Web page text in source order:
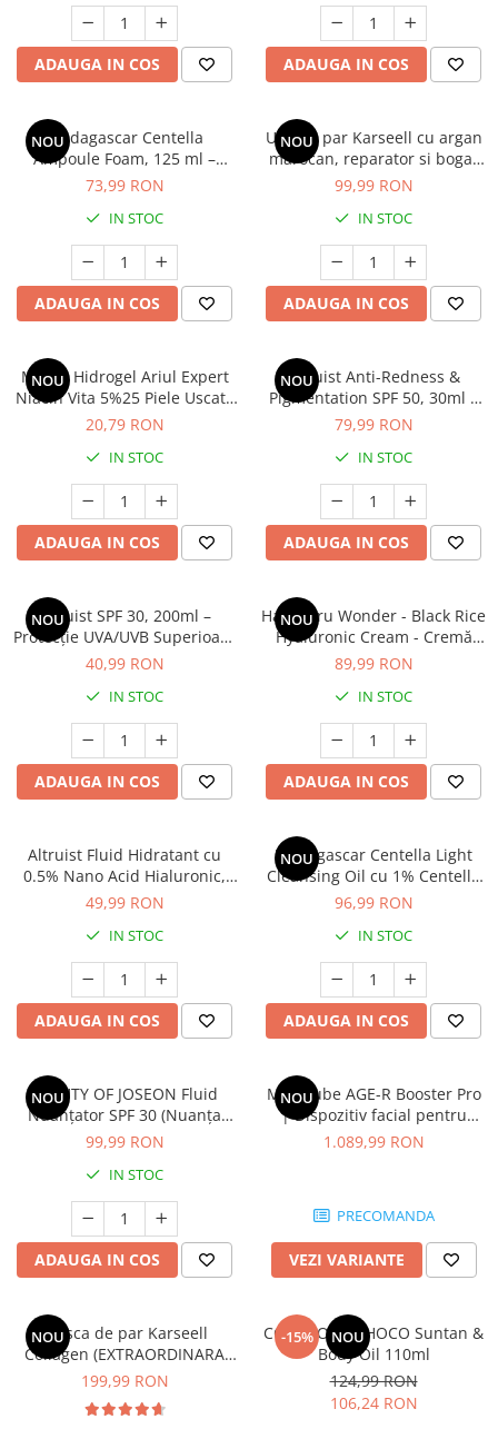
Mary & May
COSRX
BIODANCE
OOTD
Cettua
Haruharu Wonder
Dr. Althea
DELLA BORN
Seminte de in
Spirulina
Ulei de cocos
Ulei MCT
Vitamina A
Vitamina B
Vitamina D
Chlorella
Electroliti
Produse Apicole
ADAUGA IN COS ADAUGA IN COS
NOUMadagascar Centella
Ampoule Foam, 125 ml –
curățare delicată și calmarea
73,99 RON
IN STOC
ADAUGA IN COS
NOU
Ulei de par Karseell cu argan
marocan, reparator si bogat
in vitamina E ( pentru parul
99,99 RON
IN STOC
ADAUGA IN COS
NOU
Mască Hidrogel Ariul Expert
Niacin Vita 5%25 Piele Uscată
și Ternă, 23g
20,79 RON
IN STOC
ADAUGA IN COS
NOU
Altruist Anti-Redness &
Pigmentation SPF 50, 30ml –
Protecție Ultra UVA și Efect
79,99 RON
IN STOC
ADAUGA IN COS
NOU
Altruist SPF 30, 200ml –
Protecție UVA/UVB Superioară
(PPD 39)
40,99 RON
IN STOC
ADAUGA IN COS
NOU
Haruharu Wonder - Black Rice
Hyaluronic Cream - Cremă
facială hidratantă intens cu
89,99 RON
IN STOC
ADAUGA IN COS
Altruist Fluid Hidratant cu
0.5% Nano Acid Hialuronic,
50ml
49,99 RON
IN STOC
ADAUGA IN COS
NOU
Madagascar Centella Light
Cleansing Oil cu 1% Centella
Asiatica, 200 ml – curățare
machiajului
96,99 RON
IN STOC
ADAUGA IN COS
NOU
BEAUTY OF JOSEON Fluid
Nuanțator SPF 30 (Nuanța
MP200)
99,99 RON
IN STOC
ADAUGA IN COS
NOU
Medicube AGE-R Booster Pro
| Dispozitiv facial pentru
absorbția ingredientelor
1.089,99 RON
PRECOMANDA
VEZI VARIANTE
NOU
Masca de par Karseell
Collagen (EXTRAORDINARA
pentru par
ml
199,99 RON
-15% NOU
COCOSOLIS CHOCO Suntan &
Body Oil 110ml
124,99 RON
106,24 RON